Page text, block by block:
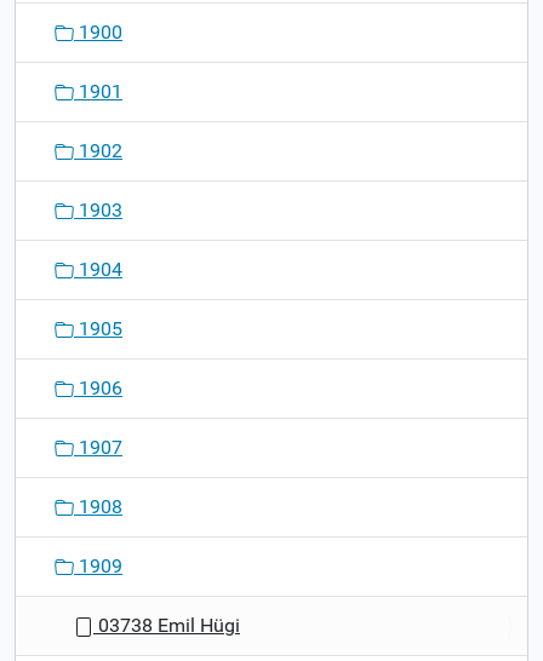
1900
1901
1902
1903
1904
1905
1906
1907
1908
1909
03738 Emil Hügi